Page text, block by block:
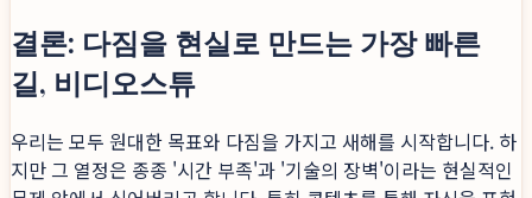
결론: 다짐을 현실로 만드는 가장 빠른
길, 비디오스튜
우리는 모두 원대한 목표와 다짐을 가지고 새해를 시작합니다. 하
지만 그 열정은 종종 '시간 부족'과 '기술의 장벽'이라는 현실적인